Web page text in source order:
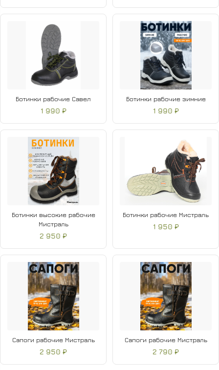
Ботинки рабочие Савел
1 990 ₽
Ботинки рабочие зимние
1 990 ₽
Ботинки высокие рабочие
Мистраль
2 950 ₽
Ботинки рабочие Мистраль
1 950 ₽
Сапоги рабочие Мистраль
2 950 ₽
Сапоги рабочие Мистраль
2 790 ₽